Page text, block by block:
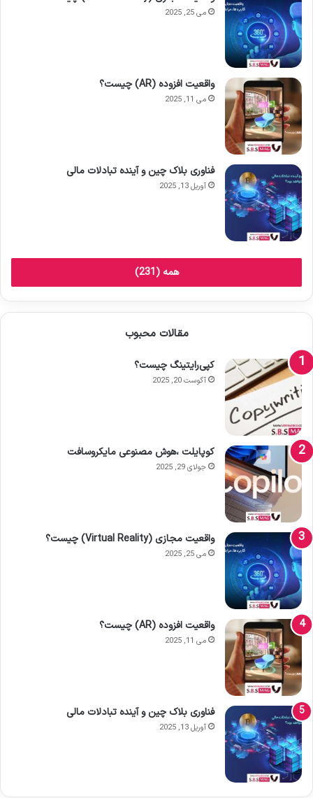
می 25, 2025
واقعیت افزوده (AR) چیست؟
می 11, 2025
فناوری بلاک چین و آینده تبادلات مالی
آوریل 13, 2025
همه (231)
مقالات محبوب
کپی‌رایتینگ چیست؟
آگوست 20, 2025
کوپایلت ،هوش مصنوعی مایکروسافت
جولای 29, 2025
واقعیت مجازی (Virtual Reality) چیست؟
می 25, 2025
واقعیت افزوده (AR) چیست؟
می 11, 2025
فناوری بلاک چین و آینده تبادلات مالی
آوریل 13, 2025